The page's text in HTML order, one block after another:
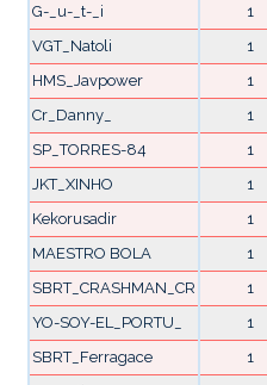
G-_u-_t-_i 1
VGT_Natoli
1
HMS_Javpower
1
Cr_Danny_
1
SP_TORRES-84
1
JKT_XINHO
1
Kekorusadir
1
MAESTRO BOLA
1
SBRT_CRASHMAN_CR
1
YO-SOY-EL_PORTU_
1
SBRT_Ferragace
1